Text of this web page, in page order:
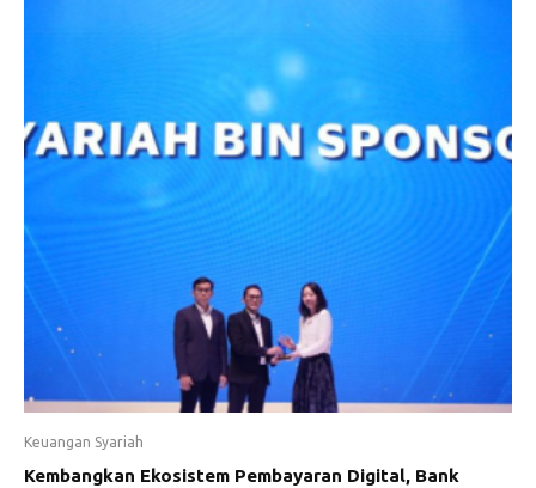
Keuangan Syariah
Kembangkan Ekosistem Pembayaran Digital, Bank